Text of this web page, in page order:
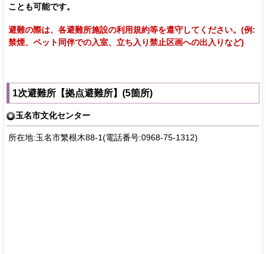
ことも可能です。
避難の際は、各避難所施設の利用規約等を遵守してください。(例:
禁煙、ペット同伴での入室、立ち入り禁止区画への出入りなど)
1次避難所【拠点避難所】(5箇所)
玉名市文化センター
所在地:玉名市繁根木88-1(電話番号:0968-75-1312)